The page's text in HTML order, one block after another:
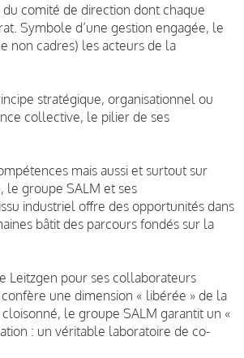
comité de direction dont chaque
Symbole d’une gestion engagée, le
non cadres) les acteurs de la
stratégique, organisationnel ou
collective, le pilier de ses
mais aussi et surtout sur
le groupe SALM et ses
industriel offre des opportunités dans
bâtit des parcours fondés sur la
Leitzgen pour ses collaborateurs
une dimension « libérée » de la
le groupe SALM garantit un «
: un véritable laboratoire de co-